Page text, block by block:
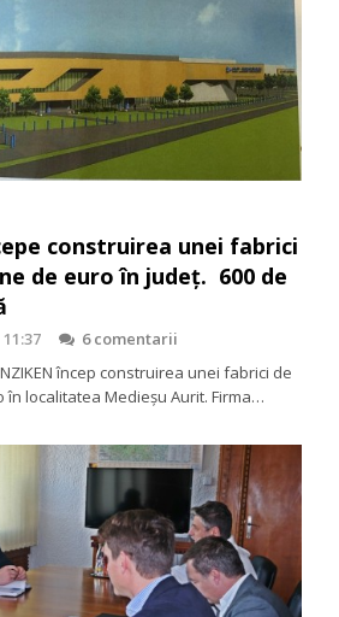
construirea unei fabrici
de euro în judeţ. 600 de
6 comentarii
încep construirea unei fabrici de
în localitatea Medieșu Aurit. Firma…